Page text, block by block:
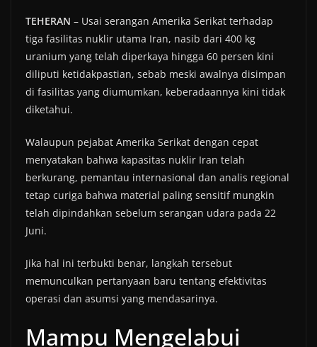
TEHERAN – Usai serangan Amerika Serikat terhadap
tiga fasilitas nuklir utama Iran, nasib dari 400 kg
uranium yang telah diperkaya hingga 60 persen kini
diliputi ketidakpastian, sebab meski awalnya disimpan
di fasilitas yang diumumkan, keberadaannya kini tidak
diketahui.
Walaupun pejabat Amerika Serikat dengan cepat
menyatakan bahwa kapasitas nuklir Iran telah
berkurang, pemantau internasional dan analis regional
tetap curiga bahwa material paling sensitif mungkin
telah dipindahkan sebelum serangan udara pada 22
Juni.
Jika hal ini terbukti benar, langkah tersebut
memunculkan pertanyaan baru tentang efektivitas
operasi dan asumsi yang mendasarinya.
Mampu Mengelabui